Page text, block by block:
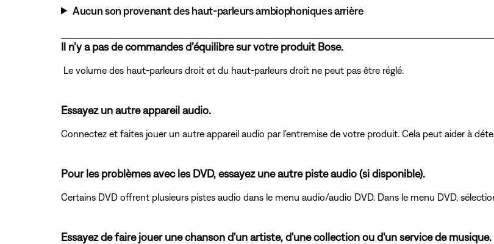
Aucun son provenant des haut-parleurs ambiophoniques arrière
Il n’y a pas de commandes d’équilibre sur votre produit Bose.
Le volume des haut-parleurs droit et du haut-parleurs droit ne peut pas être réglé.
Essayez un autre appareil audio.
Connectez et faites jouer un autre appareil audio par l'entremise de votre produit. Cela peut aider à
Pour les problèmes avec les DVD, essayez une autre piste audio (si disponible).
Certains DVD offrent plusieurs pistes audio dans le menu audio/audio DVD. Dans le menu DVD,
Essayez de faire jouer une chanson d'un artiste, d'une collection ou d'un service de musique.